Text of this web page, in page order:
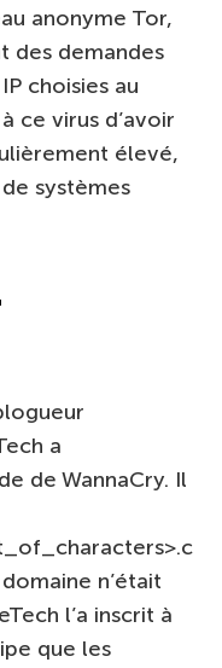
anonyme Tor,
des demandes
choisies au
ce virus d’avoir
élevé,
systèmes
a
de WannaCry. Il
n’était
l’a inscrit à
que les